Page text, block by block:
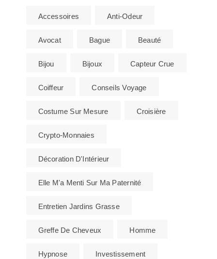
Accessoires Anti-Odeur
Avocat Bague Beauté
Bijou Bijoux Capteur Crue
Coiffeur Conseils Voyage
Costume Sur Mesure Croisière
Crypto-Monnaies
Décoration D'Intérieur
Elle M'a Menti Sur Ma Paternité
Entretien Jardins Grasse
Greffe De Cheveux Homme
Hypnose Investissement